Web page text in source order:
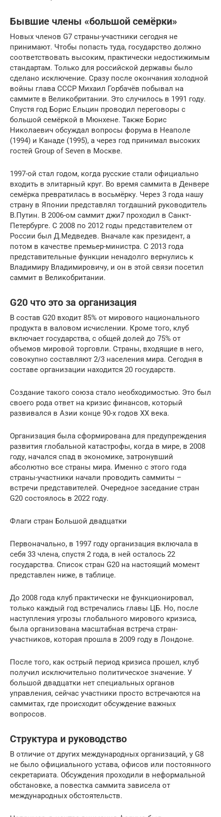
Бывшие члены «большой семёрки»
Новых членов G7 страны-участники сегодня не
принимают. Чтобы попасть туда, государство должно
соответствовать высоким, практически недостижимым
стандартам. Только для российской державы было
сделано исключение. Сразу после окончания холодной
войны глава СССР Михаил Горбачёв побывал на
саммите в Великобритании. Это случилось в 1991 году.
Спустя год Борис Ельцин проводил переговоры с
большой семёркой в Мюнхене. Также Борис
Николаевич обсуждал вопросы форума в Неаполе
(1994) и Канаде (1995), а через год принимал высоких
гостей Group of Seven в Москве.
1997-ой стал годом, когда русские стали официально
входить в элитарный круг. Во время саммита в Денвере
семёрка превратилась в восьмёрку. Через 3 года нашу
страну в Японии представлял тогдашний руководитель
В.Путин. В 2006-ом саммит джи7 проходил в Санкт-
Петербурге. С 2008 по 2012 годы представителем от
России был Д.Медведев. Вначале как президент, а
потом в качестве премьер-министра. С 2013 года
представительные функции ненадолго вернулись к
Владимиру Владимировичу, и он в этой связи посетил
саммит в Великобритании.
G20 что это за организация
В состав G20 входит 85% от мирового национального
продукта в валовом исчислении. Кроме того, клуб
включает государства, с общей долей до 75% от
объемов мировой торговли. Страны, входящие в него,
совокупно составляют 2/3 населения мира. Сегодня в
составе организации находится 20 государств.
Создание такого союза стало необходимостью. Это был
своего рода ответ на кризис финансов, который
развивался в Азии конце 90-х годов XX века.
Организация была сформирована для предупреждения
развития глобальной катастрофы, когда в мире, в 2008
году, начался спад в экономике, затронувший
абсолютно все страны мира. Именно с этого года
страны-участники начали проводить саммиты –
встречи представителей. Очередное заседание стран
G20 состоялось в 2022 году.
Флаги стран Большой двадцатки
Первоначально, в 1997 году организация включала в
себя 33 члена, спустя 2 года, в ней осталось 22
государства. Список стран G20 на настоящий момент
представлен ниже, в таблице.
До 2008 года клуб практически не функционировал,
только каждый год встречались главы ЦБ. Но, после
наступления угрозы глобального мирового кризиса,
была организована масштабная встреча стран-
участников, которая прошла в 2009 году в Лондоне.
После того, как острый период кризиса прошел, клуб
получил исключительно политическое значение. У
большой двадцатки нет специальных органов
управления, сейчас участники просто встречаются на
саммитах, где происходит обсуждение важных
вопросов.
Структура и руководство
В отличие от других международных организаций, у G8
не было официального устава, офисов или постоянного
секретариата. Обсуждения проходили в неформальной
обстановке, а повестка саммита зависела от
международных обстоятельств.